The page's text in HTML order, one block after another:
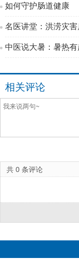
如何守护肠道健康
名医讲堂：洪涝灾
中医说大暑：暑热
相关评论
共 0 条评论